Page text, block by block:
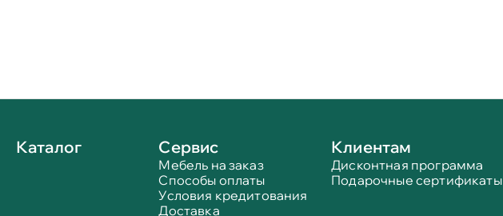
Каталог Сервис
Мебель на заказ
Способы оплаты
Условия кредитования
Доставка
Клиентам
Дисконтная программа
Подарочные сертификаты